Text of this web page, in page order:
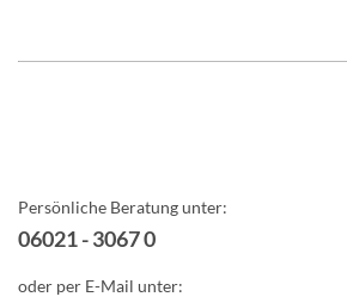
Persönliche Beratung unter:
06021 - 3067 0
oder per E-Mail unter: